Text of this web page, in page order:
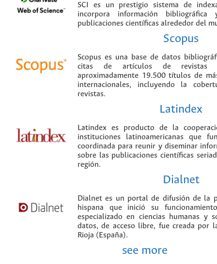
SCI es un prestigio sistema de
incorpora información
publicaciones científicas alrededor del
Scopus
Scopus es una base de datos
citas de artículos de revistas
aproximadamente 19.500 títulos de
internacionales, incluyendo la
revistas.
Latindex
Latindex es producto de la
instituciones latinoamericanas que
coordinada para reunir y diseminar
sobre las publicaciones científicas
región.
Dialnet
Dialnet es un portal de difusión de la
hispana que inició su
especializado en ciencias humanas y
datos, de acceso libre, fue creada por
Rioja (España).
see more